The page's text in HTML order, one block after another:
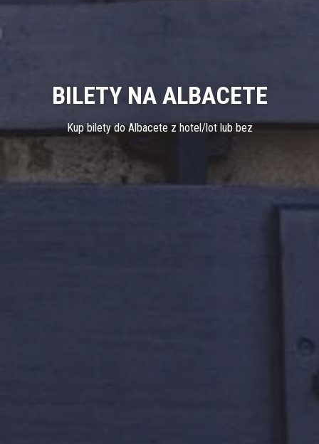
BILETY NA ALBACETE
Kup bilety do Albacete z hotel/lot lub bez